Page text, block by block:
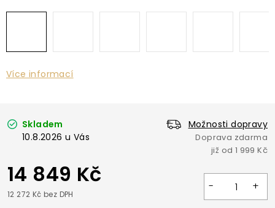
Více informací
Skladem
Možnosti dopravy
10.8.2026
14 849 Kč
12 272 Kč bez DPH